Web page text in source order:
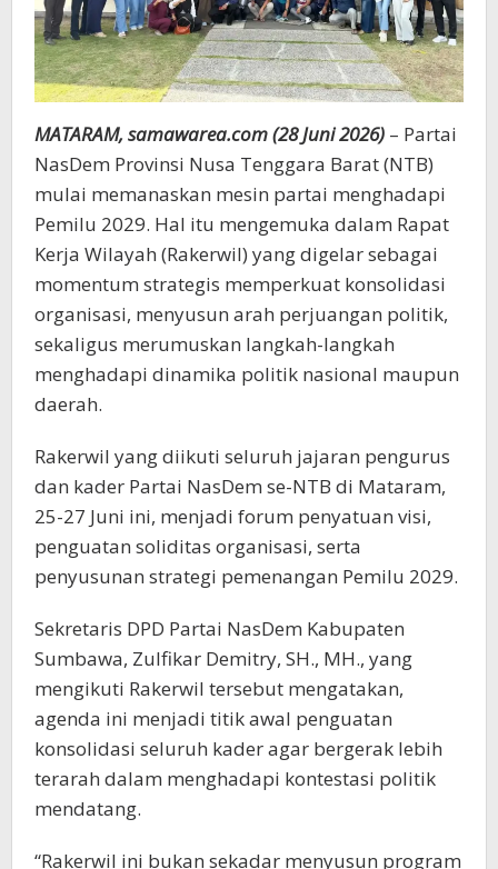
MATARAM, samawarea.com (28 Juni 2026) – Partai
NasDem Provinsi Nusa Tenggara Barat (NTB)
mulai memanaskan mesin partai menghadapi
Pemilu 2029. Hal itu mengemuka dalam Rapat
Kerja Wilayah (Rakerwil) yang digelar sebagai
momentum strategis memperkuat konsolidasi
organisasi, menyusun arah perjuangan politik,
sekaligus merumuskan langkah-langkah
menghadapi dinamika politik nasional maupun
daerah.
Rakerwil yang diikuti seluruh jajaran pengurus
dan kader Partai NasDem se-NTB di Mataram,
25-27 Juni ini, menjadi forum penyatuan visi,
penguatan soliditas organisasi, serta
penyusunan strategi pemenangan Pemilu 2029.
Sekretaris DPD Partai NasDem Kabupaten
Sumbawa, Zulfikar Demitry, SH., MH., yang
mengikuti Rakerwil tersebut mengatakan,
agenda ini menjadi titik awal penguatan
konsolidasi seluruh kader agar bergerak lebih
terarah dalam menghadapi kontestasi politik
mendatang.
“Rakerwil ini bukan sekadar menyusun program